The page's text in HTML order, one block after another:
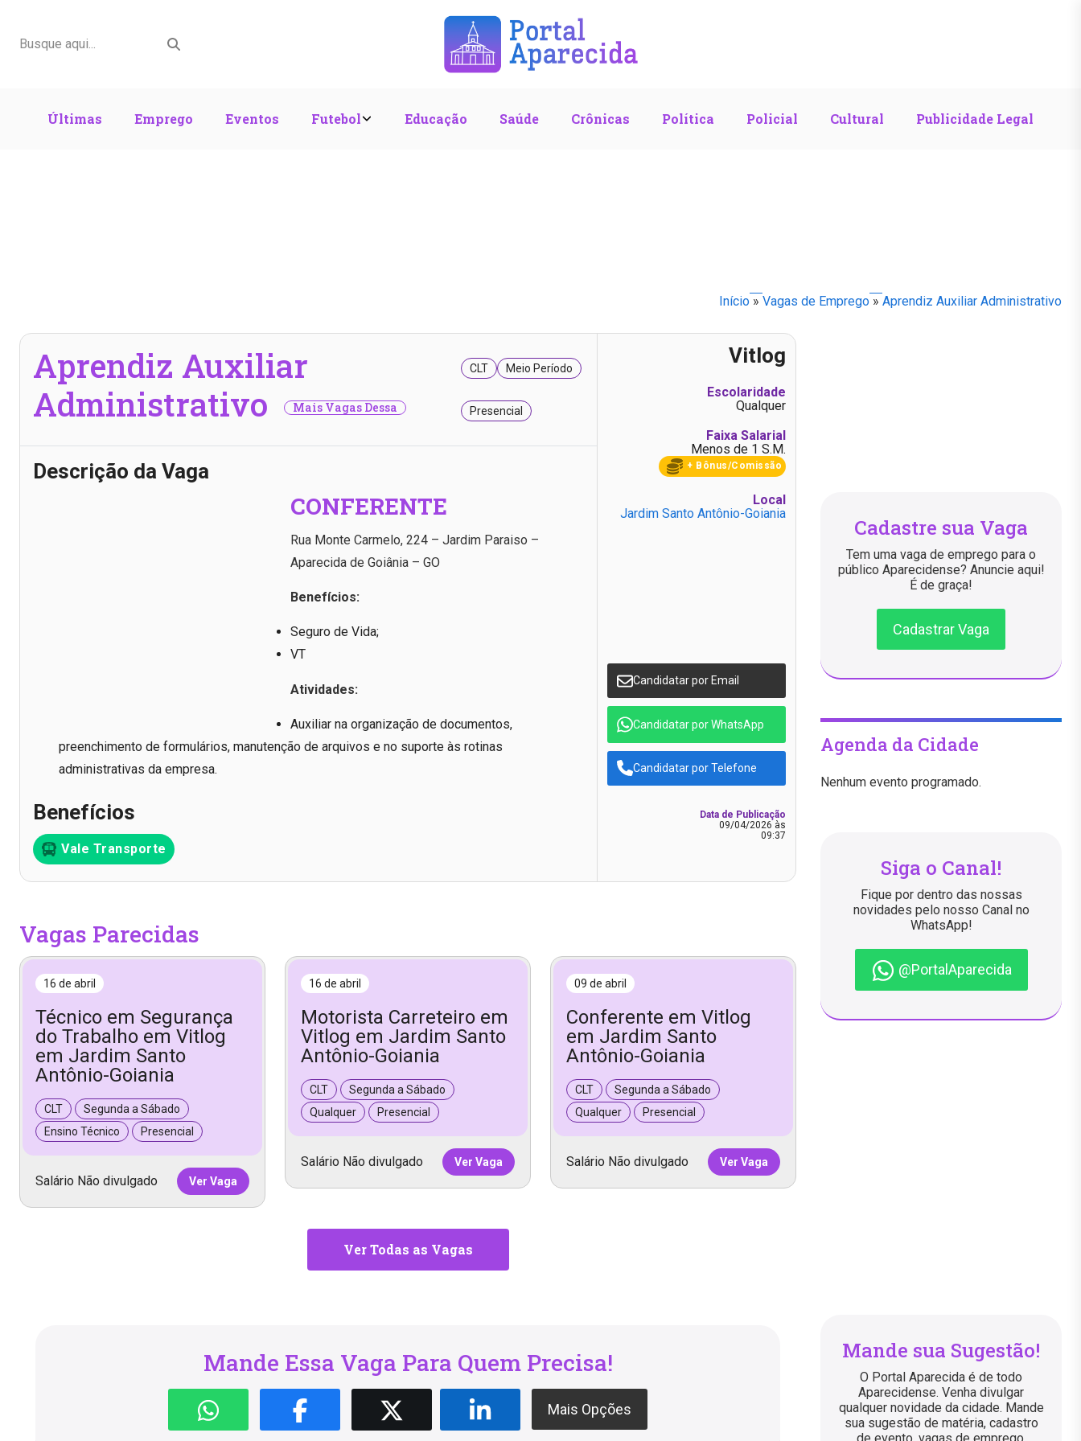
Últimas Emprego Eventos Futebol Educação Saúde Crônicas Política Policial Cultural Publicidade Legal
Início » Vagas de Emprego » Aprendiz Auxiliar Administrativo
Aprendiz Auxiliar
Administrativo
Mais Vagas Dessa
CLT Meio Período
Presencial
Descrição da Vaga
CONFERENTE
Rua Monte Carmelo, 224 – Jardim Paraiso –
Aparecida de Goiânia – GO
Benefícios:
Seguro de Vida;
VT
Atividades:
Auxiliar na organização de documentos,
preenchimento de formulários, manutenção de arquivos e no suporte às rotinas
administrativas da empresa.
Benefícios
Vale Transporte
Vitlog
Escolaridade
Qualquer
Faixa Salarial
Menos de 1 S.M.
+ Bônus/Comissão
Local
Jardim Santo Antônio-Goiania
Candidatar por Email
Candidatar por WhatsApp
Candidatar por Telefone
Data de Publicação
09/04/2026 às
09:37
Vagas Parecidas
16 de abril
Técnico em Segurança
do Trabalho em Vitlog
em Jardim Santo
Antônio-Goiania
CLT
Segunda a Sábado
Ensino Técnico
Presencial
Salário Não divulgado Ver Vaga
16 de abril
Motorista Carreteiro em
Vitlog em Jardim Santo
Antônio-Goiania
CLT
Segunda a Sábado
Qualquer
Presencial
Salário Não divulgado Ver Vaga
09 de abril
Conferente em Vitlog
em Jardim Santo
Antônio-Goiania
CLT
Segunda a Sábado
Qualquer
Presencial
Salário Não divulgado Ver Vaga
Ver Todas as Vagas
Mande Essa Vaga Para Quem Precisa!
Mais Opções
Cadastre sua Vaga
Tem uma vaga de emprego para o
público Aparecidense? Anuncie aqui!
É de graça!
Cadastrar Vaga
Agenda da Cidade
Nenhum evento programado.
Siga o Canal!
Fique por dentro das nossas
novidades pelo nosso Canal no
WhatsApp!
@PortalAparecida
Mande sua Sugestão!
O Portal Aparecida é de todo
Aparecidense. Venha divulgar
qualquer novidade da cidade. Mande
sua sugestão de matéria, cadastro